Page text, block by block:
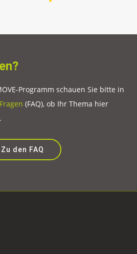
Programm schauen Sie bitte in
(FAQ), ob Ihr Thema hier
Zu den FAQ